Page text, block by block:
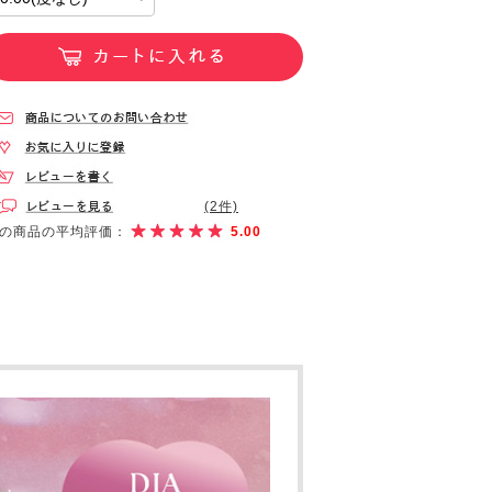
(2件)
商品の平均評価：
5.00